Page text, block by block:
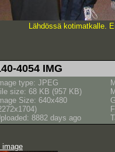
Lähdössä kotimatkalle.
4054 IMG
type: JPEG
size: 68 KB (957 KB)
Size: 640x480
8882 days ago
image